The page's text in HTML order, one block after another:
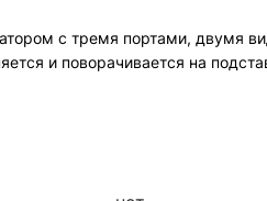
с тремя портами, двумя
и поворачивается на